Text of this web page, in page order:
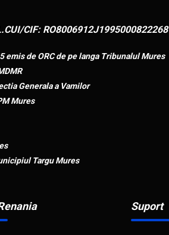
CUI/CIF: RO8006912J1995000822268
de ORC de pe langa Tribunalul Mures
Generala a Vamilor
Mures
Targu Mures
Suport